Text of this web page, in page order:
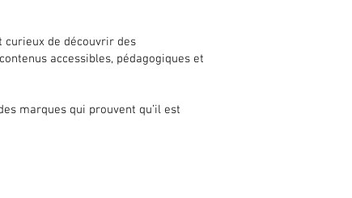
curieux de découvrir des
accessibles, pédagogiques et
marques qui prouvent qu’il est